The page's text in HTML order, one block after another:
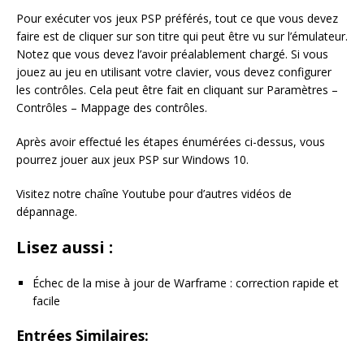
Pour exécuter vos jeux PSP préférés, tout ce que vous devez
faire est de cliquer sur son titre qui peut être vu sur l’émulateur.
Notez que vous devez l’avoir préalablement chargé. Si vous
jouez au jeu en utilisant votre clavier, vous devez configurer
les contrôles. Cela peut être fait en cliquant sur Paramètres –
Contrôles – Mappage des contrôles.
Après avoir effectué les étapes énumérées ci-dessus, vous
pourrez jouer aux jeux PSP sur Windows 10.
Visitez notre chaîne Youtube pour d’autres vidéos de
dépannage.
Lisez aussi :
Échec de la mise à jour de Warframe : correction rapide et
facile
Entrées Similaires: